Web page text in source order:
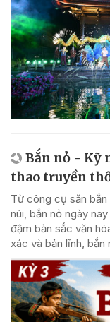
Bắn nỏ - Kỹ
thao truyền
Từ công cụ săn
núi, bắn nỏ ngày
đậm bản sắc văn
xác và bản lĩnh, bắn